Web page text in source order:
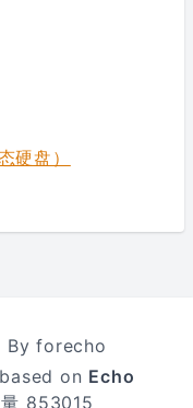
硬盘）
By forecho
on Echo
853015